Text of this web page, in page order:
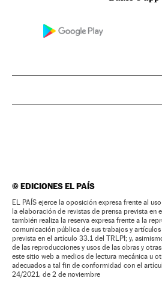
©EDICIONES EL PAÍS
EL PAÍS ejerce la oposición expresa frente al
la elaboración de revistas de prensa prevista en
también realiza la reserva expresa frente a la
comunicación pública de sus trabajos y
prevista en el artículo 33.1 del TRLPI; y,
de las reproducciones y usos de las obras y
este sitio web a medios de lectura mecánica u
adecuados a tal fin de conformidad con el
24/2021, de 2 de noviembre